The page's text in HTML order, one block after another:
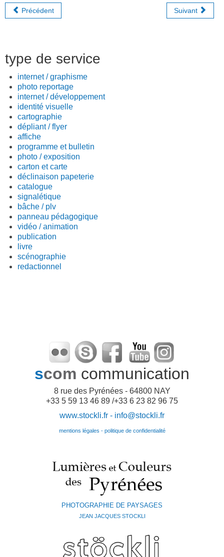
Précédent Suivant
type de service
internet / graphisme
photo reportage
internet / développement
identité visuelle
cartographie
dépliant / flyer
affiche
programme et bulletin
photo / exposition
carton et carte
déclinaison papeterie
catalogue
signalétique
bâche / plv
panneau pédagogique
vidéo / animation
publication
livre
scénographie
redactionnel
scom communication
8 rue des Pyrénées - 64800 NAY
+33 5 59 13 46 89 /+33 6 23 82 96 75
www.stockli.fr - info@stockli.fr
mentions légales - politique de confidentialité
PHOTOGRAPHIE DE PAYSAGES
JEAN JACQUES STOCKLI